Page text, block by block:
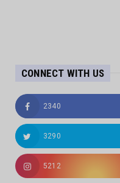
CONNECT WITH US
2340
3290
5212